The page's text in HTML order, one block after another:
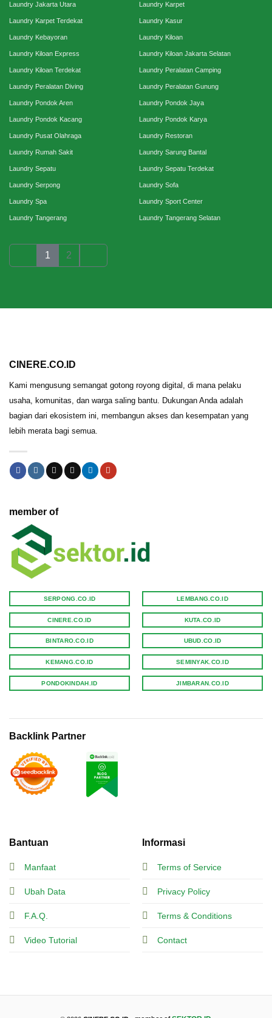
Laundry Jakarta Utara Laundry Karpet
Laundry Karpet Terdekat Laundry Kasur
Laundry Kebayoran Laundry Kiloan
Laundry Kiloan Express Laundry Kiloan Jakarta Selatan
Laundry Kiloan Terdekat Laundry Peralatan Camping
Laundry Peralatan Diving Laundry Peralatan Gunung
Laundry Pondok Aren Laundry Pondok Jaya
Laundry Pondok Kacang Laundry Pondok Karya
Laundry Pusat Olahraga Laundry Restoran
Laundry Rumah Sakit Laundry Sarung Bantal
Laundry Sepatu Laundry Sepatu Terdekat
Laundry Serpong Laundry Sofa
Laundry Spa Laundry Sport Center
Laundry Tangerang Laundry Tangerang Selatan
1 2
CINERE.CO.ID
Kami mengusung semangat gotong royong digital, di mana pelaku
usaha, komunitas, dan warga saling bantu. Dukungan Anda adalah
bagian dari ekosistem ini, membangun akses dan kesempatan yang
lebih merata bagi semua.
Bantuan
Manfaat
Ubah Data
F.A.Q.
Video Tutorial
Informasi
Terms of Service
Privacy Policy
Terms & Conditions
Contact
member of
SERPONG.CO.ID
CINERE.CO.ID
BINTARO.CO.ID
KEMANG.CO.ID
PONDOKINDAH.ID
LEMBANG.CO.ID
KUTA.CO.ID
UBUD.CO.ID
SEMINYAK.CO.ID
JIMBARAN.CO.ID
Backlink Partner